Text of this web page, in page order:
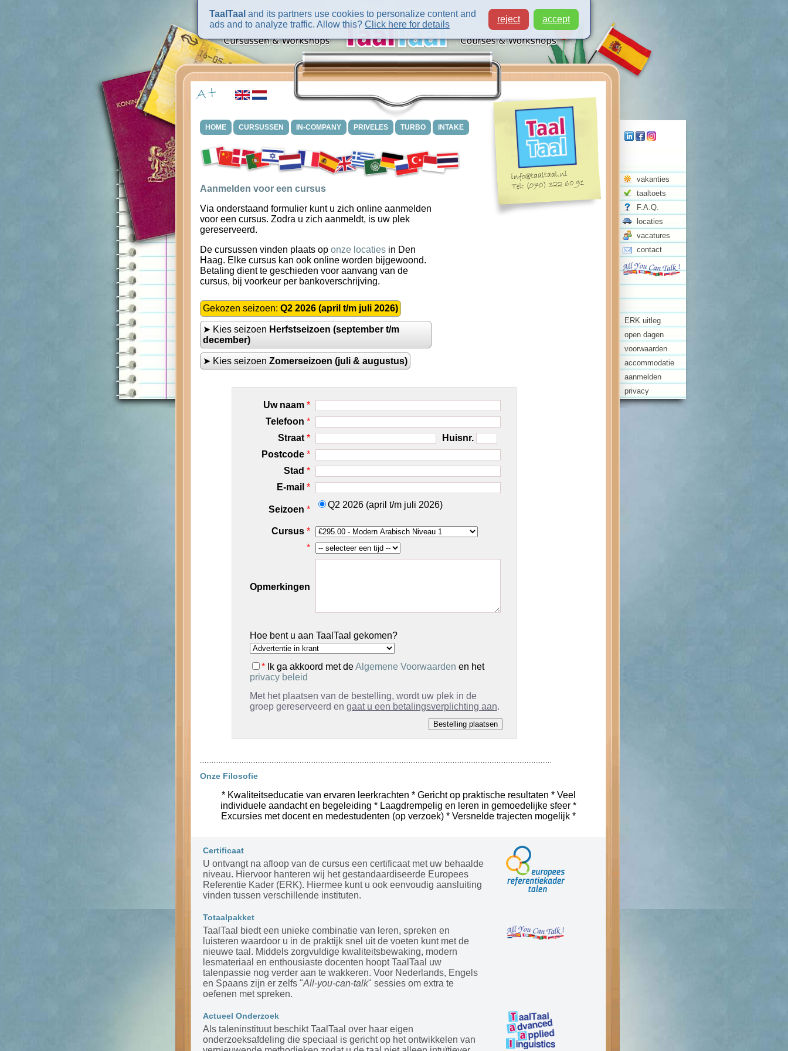
vakanties
taaltoets
F.A.Q.
locaties
vacatures
contact
ERK uitleg
open dagen
voorwaarden
accommodatie
aanmelden
privacy
HOME CURSUSSEN IN-COMPANY PRIVELES TURBO INTAKE
Aanmelden voor een cursus
Via onderstaand formulier kunt u zich online aanmelden
voor een cursus. Zodra u zich aanmeldt, is uw plek
gereserveerd.
De cursussen vinden plaats op onze locaties in Den
Haag. Elke cursus kan ook online worden bijgewoond.
Betaling dient te geschieden voor aanvang van de
cursus, bij voorkeur per bankoverschrijving.
Gekozen seizoen: Q2 2026 (april t/m juli 2026)
➤ Kies seizoen Herfstseizoen (september t/m
december)
➤ Kies seizoen Zomerseizoen (juli & augustus)
Uw naam *
Telefoon *
Straat *
Huisnr.
Postcode *
Stad *
E-mail *
Seizoen * Q2 2026 (april t/m juli 2026)
Cursus *
*
Opmerkingen
Hoe bent u aan TaalTaal gekomen?
*Ik ga akkoord met deAlgemene Voorwaarden en het
privacy beleid
Met het plaatsen van de bestelling, wordt uw plek in de
groep gereserveerd en gaat u een betalingsverplichting aan.
Onze Filosofie
* Kwaliteitseducatie van ervaren leerkrachten * Gericht op praktische resultaten * Veel
individuele aandacht en begeleiding * Laagdrempelig en leren in gemoedelijke sfeer *
Excursies met docent en medestudenten (op verzoek) * Versnelde trajecten mogelijk *
Certificaat
U ontvangt na afloop van de cursus een certificaat met uw behaalde
niveau. Hiervoor hanteren wij het gestandaardiseerde Europees
Referentie Kader (ERK). Hiermee kunt u ook eenvoudig aansluiting
vinden tussen verschillende instituten.
Totaalpakket
TaalTaal biedt een unieke combinatie van leren, spreken en
luisteren waardoor u in de praktijk snel uit de voeten kunt met de
nieuwe taal. Middels zorgvuldige kwaliteitsbewaking, modern
lesmateriaal en enthousiaste docenten hoopt TaalTaal uw
talenpassie nog verder aan te wakkeren. Voor Nederlands, Engels
en Spaans zijn er zelfs "All-you-can-talk" sessies om extra te
oefenen met spreken.
Actueel Onderzoek
Als taleninstituut beschikt TaalTaal over haar eigen
onderzoeksafdeling die speciaal is gericht op het ontwikkelen van
TaalTaal and its partners use cookies to personalize content and
ads and to analyze traffic. Allow this? Click here for details
reject accept